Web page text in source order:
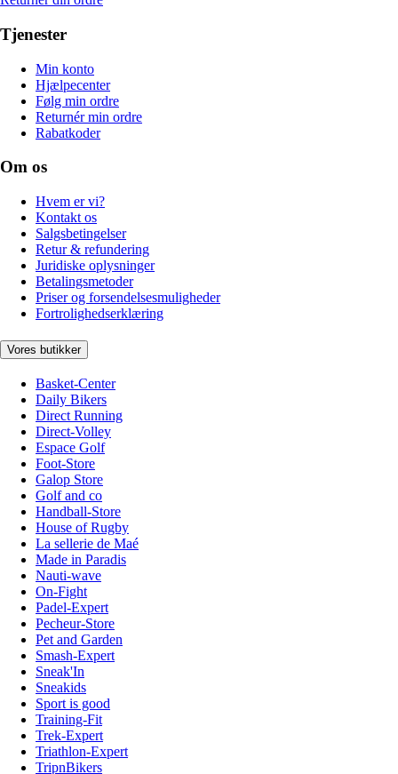
Tjenester
Min konto
Hjælpecenter
Følg min ordre
Returnér min ordre
Rabatkoder
Om os
Hvem er vi?
Kontakt os
Salgsbetingelser
Retur & refundering
Juridiske oplysninger
Betalingsmetoder
Priser og forsendelsesmuligheder
Fortrolighedserklæring
Vores butikker
Basket-Center
Daily Bikers
Direct Running
Direct-Volley
Espace Golf
Foot-Store
Galop Store
Golf and co
Handball-Store
House of Rugby
La sellerie de Maé
Made in Paradis
Nauti-wave
On-Fight
Padel-Expert
Pecheur-Store
Pet and Garden
Smash-Expert
Sneak'In
Sneakids
Sport is good
Training-Fit
Trek-Expert
Triathlon-Expert
TripnBikers